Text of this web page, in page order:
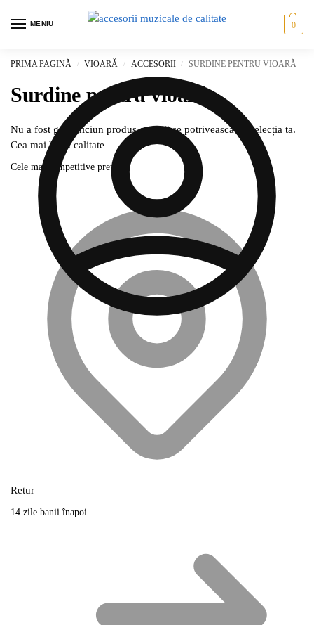
MENIU 0
PRIMA PAGINĂ / VIOARĂ / ACCESORII / SURDINE PENTRU VIOARĂ
Surdine pentru vioară
Nu a fost găsit niciun produs care să se potrivească cu selecția ta.
Cea mai bună calitate
Cele mai competitive prețuri
Retur
14 zile banii înapoi